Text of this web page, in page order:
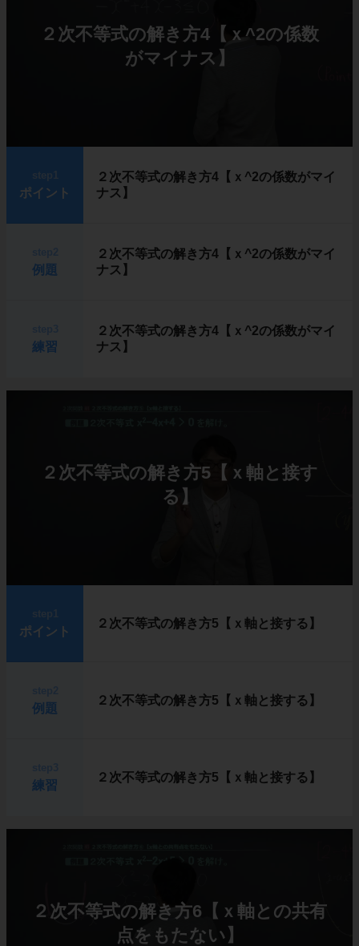
２次不等式の解き方4【ｘ^2の係数
がマイナス】
ポイント
２次不等式の解き方4【ｘ^2の係数がマイ
ナス】
例題
２次不等式の解き方4【ｘ^2の係数がマイ
ナス】
練習
２次不等式の解き方4【ｘ^2の係数がマイ
ナス】
２次不等式の解き方5【ｘ軸と接す
る】
ポイント
２次不等式の解き方5【ｘ軸と接する】
例題
２次不等式の解き方5【ｘ軸と接する】
練習
２次不等式の解き方5【ｘ軸と接する】
２次不等式の解き方6【ｘ軸との共有
点をもたない】